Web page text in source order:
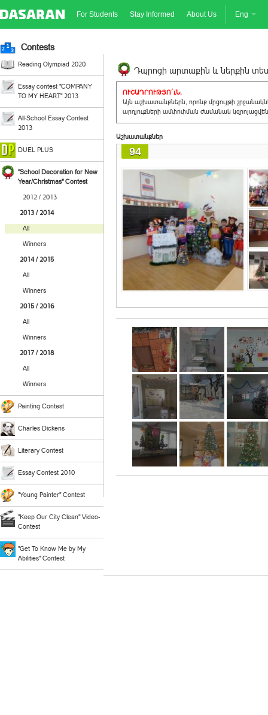
For Students Stay Informed About Us Eng
Contests
Reading Olympiad 2020
Essay contest "COMPANY
TO MY HEART" 2013
All-School Essay Contest
2013
DUEL PLUS
"School Decoration for New
Year/Christmas" Contest
2012 / 2013
2013 / 2014
All
Winners
2014 / 2015
All
Winners
2015 / 2016
All
Winners
2017 / 2018
All
Winners
Painting Contest
Charles Dickens
Literary Contest
Essay Contest 2010
"Young Painter" Contest
"Keep Our City Clean" Video-
Contest
"Get To Know Me by My
Abilities" Contest
Դպրոցի արտաքին և ներքին
ՈՒՇԱԴՐՈՒԹՅՈ´ւՆ.
Այն աշխատանքներն, որոնք մրցույթի
արդյուքների ամփոփման ժամանակ
Աշխատանքներ
94